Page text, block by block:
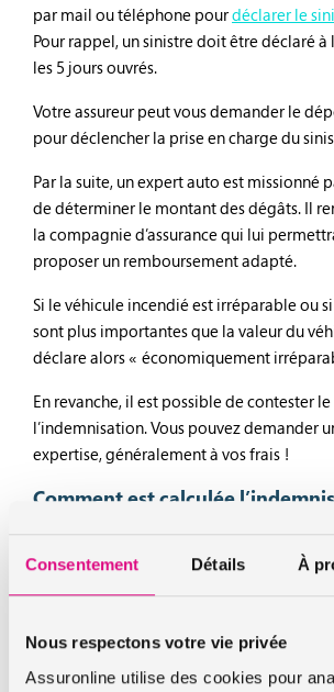
Consentement Détails À
Nous respectons votre vie privée
Assuronline utilise des cookies pour
par mail ou téléphone pourdéclarer le
Pour rappel, un sinistre doit être déclaré à
les 5 jours ouvrés.
Votre assureur peut vous demander le
pour déclencher la prise en charge du
Par la suite, un expert auto est missionné
de déterminer le montant des dégâts. Il
la compagnie d’assurance qui lui
proposer un remboursement adapté.
Si le véhicule incendié est irréparable ou
sont plus importantes que la valeur du
déclare alors « économiquement
En revanche, il est possible de contester
l’indemnisation. Vous pouvez demander
expertise, généralement à vos frais !
Comment est calculée
Le montant de l’indemnisation pour une
dépend des conditions prévues à votre